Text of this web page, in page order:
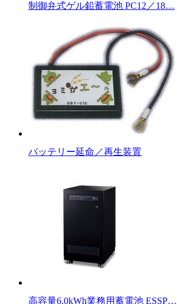
制御弁式ゲル鉛蓄電池 PC12／18…
バッテリー延命／再生装置
高容量6.0kWh業務用蓄電池 ESSP…